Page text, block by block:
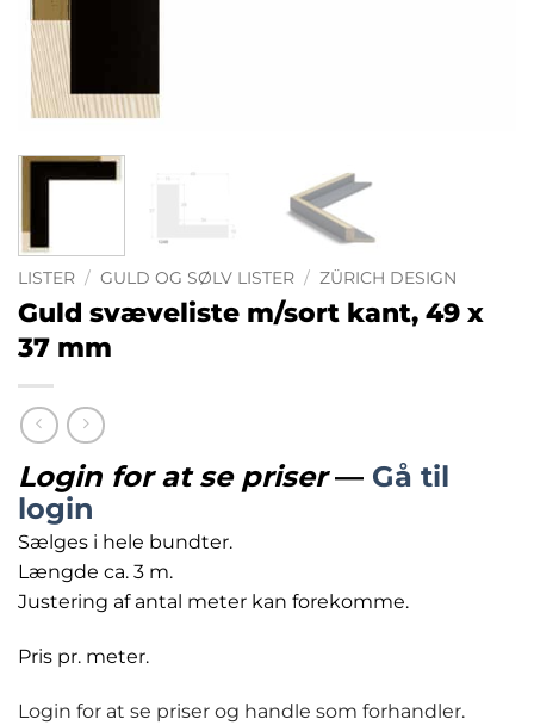
LISTER / GULD OG SØLV LISTER / ZÜRICH DESIGN
Guld svæveliste m/sort kant, 49 x
37 mm
Login for at se priser— Gå til
login
Sælges i hele bundter.
Længde ca. 3 m.
Justering af antal meter kan forekomme.
Pris pr. meter.
Login for at se priser og handle som forhandler.